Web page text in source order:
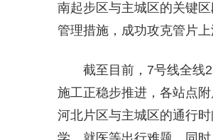
南起步区与主城区的关键
管理措施，成功攻克管片
截至目前，7号线全线
施工正稳步推进，各站点
河北片区与主城区的通行